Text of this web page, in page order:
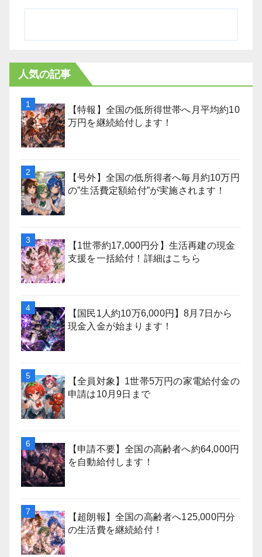
人気の記事
【特報】全国の低所得世帯へ月平均約10
万円を継続給付します！
【号外】全国の低所得者へ毎月約10万円
の”生活費定額給付”が実施されます！
【1世帯約17,000円分】生活再建の現金
支援を一括給付！詳細はこちら
【国民1人約10万6,000円】8月7日から
現金入金が始まります！
【全員対象】1世帯5万円の家電給付金の
申請は10月9日まで
【申請不要】全国の高齢者へ約64,000円
を自動給付します！
【超朗報】全国の高齢者へ125,000円分
の生活費を継続給付！